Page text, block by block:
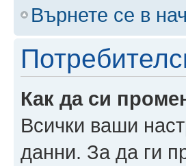
Върнете се в
Как да си
Всички ваши
данни. За да ги